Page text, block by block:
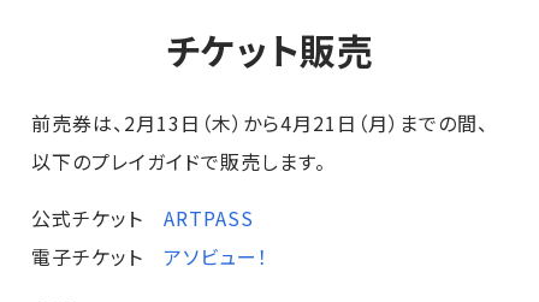
チケット販売
前売券は、2月13日（木）から4月21日（月）までの間、
以下のプレイガイドで販売します。
公式チケット ARTPASS
電子チケット アソビュー！